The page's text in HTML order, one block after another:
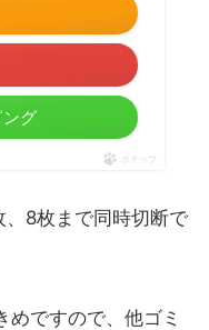
グ
ポチップ
8枚まで同時切断で
めですので、他ゴミ